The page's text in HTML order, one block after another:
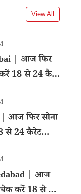
View All
| आज फिर
18 से 24 कैरेट
आज फिर सोना
से 24 कैरेट
| आज
करें 18 से 24